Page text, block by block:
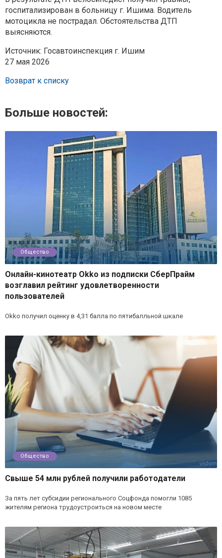
госпитализирован в больницу г. Ишима. Водитель
мотоцикла не пострадал. Обстоятельства ДТП
выясняются.
Источник: Госавтоинспекция г. Ишим
27 мая 2026
Возврат к списку
Больше новостей:
Общество
Онлайн-кинотеатр Okko из подписки СберПрайм
возглавил рейтинг удовлетворенности
пользователей
Okko получил оценку в 4,31 балла по пятибалльной шкале
Общество
Свыше 54 млн рублей получили работодатели
За пять лет субсидии регионального Соцфонда помогли 1085
жителям региона трудоустроиться на новом месте